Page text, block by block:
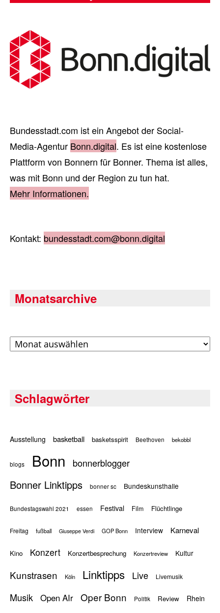
Bundesstadt.com ist ein Angebot der Social-
Media-Agentur Bonn.digital. Es ist eine kostenlose
Plattform von Bonnern für Bonner. Thema ist alles,
was mit Bonn und der Region zu tun hat.
Mehr Informationen.
Kontakt: bundesstadt.com@bonn.digital
Monatsarchive
Archiv
Schlagwörter
Ausstellung basketball basketsspirit Beethoven bekobbl
blogs Bonn bonnerblogger
Bonner Linktipps bonner sc Bundeskunsthalle
Bundestagswahl 2021 essen Festival Film Flüchtlinge
Freitag fußball Giuseppe Verdi GOP Bonn Interview Karneval
Kino Konzert Konzertbesprechung Konzertreview Kultur
Kunstrasen Köln Linktipps Live Livemusik
Musik Open AIr Oper Bonn Politik Review Rhein